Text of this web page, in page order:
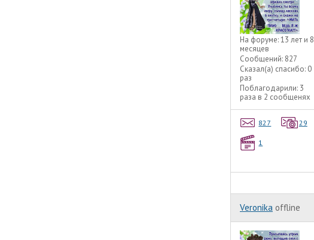
На форуме:13 лет и 8
месяцев
Сообщений: 827
Сказал(а) спасибо: 0
раз
Поблагодарили: 3
раза в 2 сообщенях
827 29
1
Veronika offline